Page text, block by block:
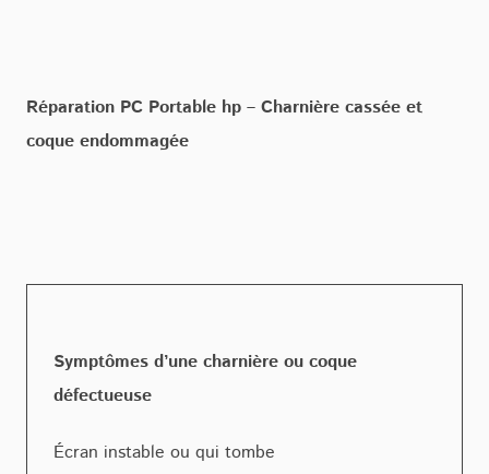
Réparation PC Portable hp – Charnière cassée et
coque endommagée
Symptômes d’une charnière ou coque
défectueuse
Écran instable ou qui tombe